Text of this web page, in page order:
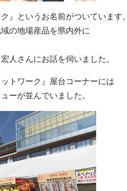
』というお名前がついています。
の地場産品を県内外に
人さんにお話を伺いました。
トワーク』屋台コーナーには
ーが並んでいました。